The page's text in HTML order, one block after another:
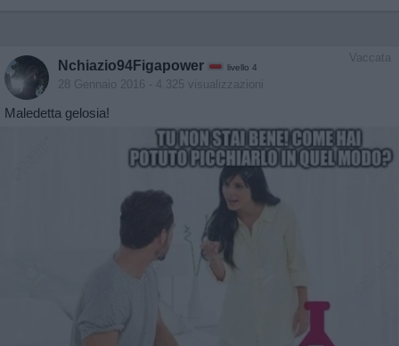
Vaccata
Nchiazio94Figapower livello 4
28 Gennaio 2016 - 4.325 visualizzazioni
Maledetta gelosia!